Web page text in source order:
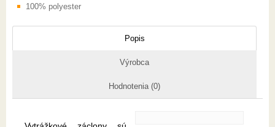
100% polyester
Popis
Výrobca
Hodnotenia (0)